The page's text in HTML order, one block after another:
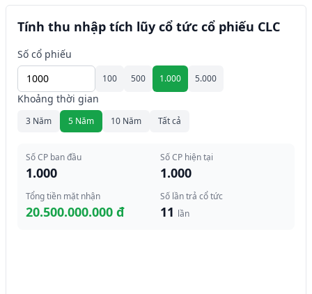
Tính thu nhập tích lũy cổ tức cổ phiếu CLC
Số cổ phiếu
100 500 1.000 5.000
Khoảng thời gian
3 Năm 5 Năm 10 Năm Tất cả
Số CP ban đầu
1.000
Số CP hiện tại
1.000
Tổng tiền mặt nhận
20.500.000.000 đ
Số lần trả cổ tức
11 lần